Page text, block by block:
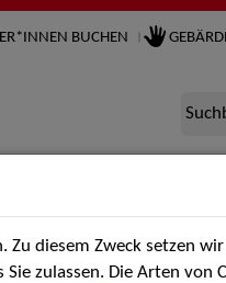
BUCHEN
Termine
Zu diesem Zweck setzen wir
zulassen. Die Arten von